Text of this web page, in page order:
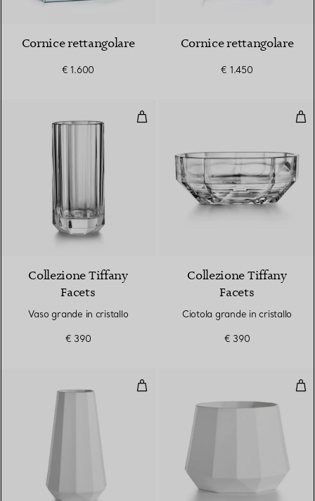
Cornice rettangolare
€ 1.600
Cornice rettangolare
€ 1.450
Vaso grande in cristallo
Collezione Tiffany
Facets
Vaso grande in cristallo
€ 390
Collezione Tiffany
Facets
Ciotola grande in cristallo
€ 390
Vaso affusolato grande in